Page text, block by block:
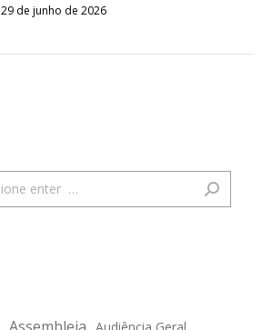
29 de junho de 2026